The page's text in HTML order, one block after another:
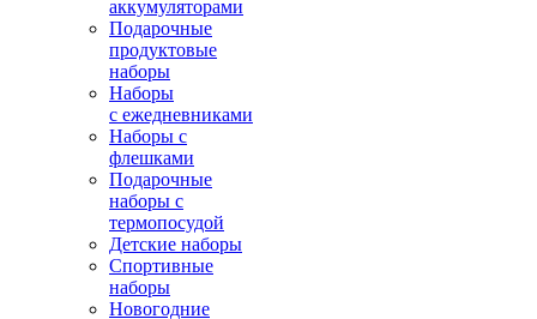
аккумуляторами
Подарочные
продуктовые
наборы
Наборы
с ежедневниками
Наборы с
флешками
Подарочные
наборы с
термопосудой
Детские наборы
Спортивные
наборы
Новогодние